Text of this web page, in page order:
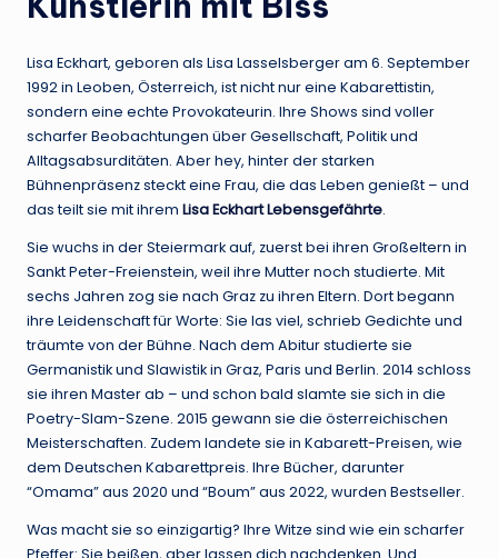
Lisa Eckhart, geboren als Lisa Lasselsberger am 6. September
1992 in Leoben, Österreich, ist nicht nur eine Kabarettistin,
sondern eine echte Provokateurin. Ihre Shows sind voller
scharfer Beobachtungen über Gesellschaft, Politik und
Alltagsabsurditäten. Aber hey, hinter der starken
Bühnenpräsenz steckt eine Frau, die das Leben genießt – und
das teilt sie mit ihrem Lisa Eckhart Lebensgefährte.
Sie wuchs in der Steiermark auf, zuerst bei ihren Großeltern in
Sankt Peter-Freienstein, weil ihre Mutter noch studierte. Mit
sechs Jahren zog sie nach Graz zu ihren Eltern. Dort begann
ihre Leidenschaft für Worte: Sie las viel, schrieb Gedichte und
träumte von der Bühne. Nach dem Abitur studierte sie
Germanistik und Slawistik in Graz, Paris und Berlin. 2014 schloss
sie ihren Master ab – und schon bald slamte sie sich in die
Poetry-Slam-Szene. 2015 gewann sie die österreichischen
Meisterschaften. Zudem landete sie in Kabarett-Preisen, wie
dem Deutschen Kabarettpreis. Ihre Bücher, darunter
“Omama” aus 2020 und “Boum” aus 2022, wurden Bestseller.
Was macht sie so einzigartig? Ihre Witze sind wie ein scharfer
Pfeffer: Sie beißen, aber lassen dich nachdenken. Und